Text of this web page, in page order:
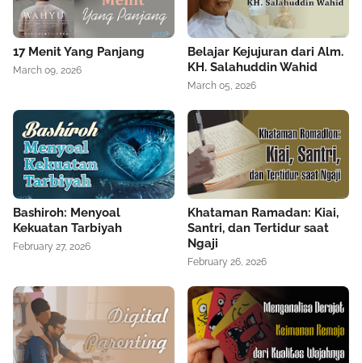
17 Menit Yang Panjang
March 09, 2026
Belajar Kejujuran dari Alm.
KH. Salahuddin Wahid
March 05, 2026
Bashiroh: Menyoal
Kekuatan Tarbiyah
February 27, 2026
Khataman Ramadan: Kiai,
Santri, dan Tertidur saat
Ngaji
February 26, 2026